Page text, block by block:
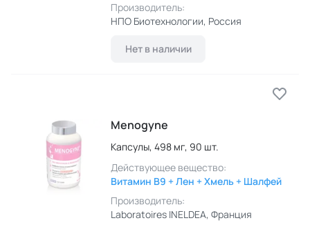
Производитель:
НПО Биотехнологии, Россия
Нет в наличии
Menogyne
Капсулы, 498 мг, 90 шт.
Действующее вещество:
Витамин B9 + Лен + Хмель + Шалфей
Производитель:
Laboratoires INELDEA, Франция